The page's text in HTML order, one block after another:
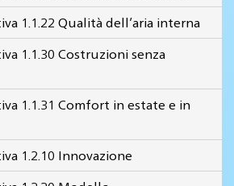
1.1.22 Qualità dell’aria interna
1.1.30 Costruzioni senza
1.1.31 Comfort in estate e in
1.2.10 Innovazione